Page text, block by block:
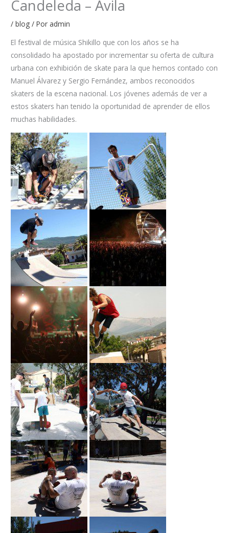
Candeleda – Ávila
/blog / Por admin
El festival de música Shikillo que con los años se ha
consolidado ha apostado por incrementar su oferta de cultura
urbana con exhibición de skate para la que hemos contado con
Manuel Álvarez y Sergio Fernández, ambos reconocidos
skaters de la escena nacional. Los jóvenes además de ver a
estos skaters han tenido la oportunidad de aprender de ellos
muchas habilidades.